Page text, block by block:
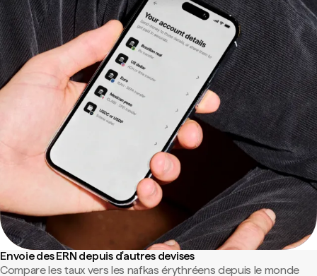
Envoie des ERN depuis d'autres devises
Compare les taux vers les nafkas érythréens depuis le monde